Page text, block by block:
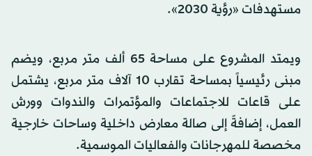
مستهدفات «رؤية 2030».
ويمتد المشروع على مساحة 65 ألف متر مربع، ويضم
مبنى رئيسياً بمساحة تقارب 10 آلاف متر مربع، يشتمل
على قاعات للاجتماعات والمؤتمرات والندوات وورش
العمل، إضافةً إلى صالة معارض داخلية وساحات خارجية
مخصصة للمهرجانات والفعاليات الموسمية.